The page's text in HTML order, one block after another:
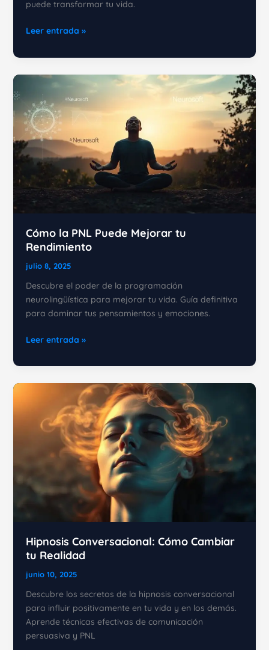
puede transformar tu vida.
¿Funciona
programación
reales
y
verdades
Leer entrada »
Cómo la PNL Puede Mejorar tu
Rendimiento
julio 8, 2025
Descubre el poder de la programación
neurolingüística para mejorar tu vida. Guía definitiva
para dominar tus pensamientos y emociones.
Cómo
PNL
Puede
tu
Rendimiento
Leer entrada »
Hipnosis Conversacional: Cómo Cambiar
tu Realidad
junio 10, 2025
Descubre los secretos de la hipnosis conversacional
para influir positivamente en tu vida y en los demás.
Aprende técnicas efectivas de comunicación
persuasiva y PNL